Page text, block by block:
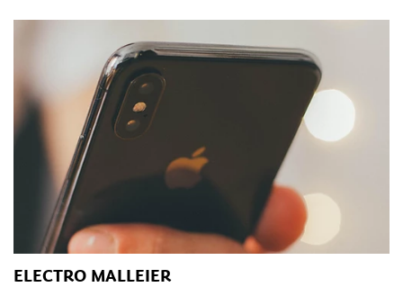
ELECTRO MALLEIER